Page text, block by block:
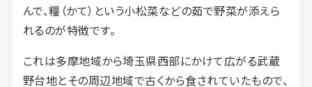
んで、糧（かて）という小松菜などの茹で野菜が添えら
れるのが特徴です。
これは多摩地域から埼玉県西部にかけて広がる武蔵
野台地とその周辺地域で古くから食されていたもので、